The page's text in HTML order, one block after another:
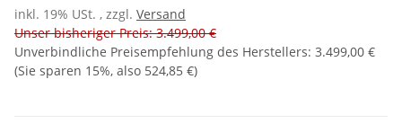
inkl. 19% USt. , zzgl. Versand
Unser bisheriger Preis: 3.499,00 €
Unverbindliche Preisempfehlung des Herstellers: 3.499,00 €
(Sie sparen 15%, also 524,85 €)